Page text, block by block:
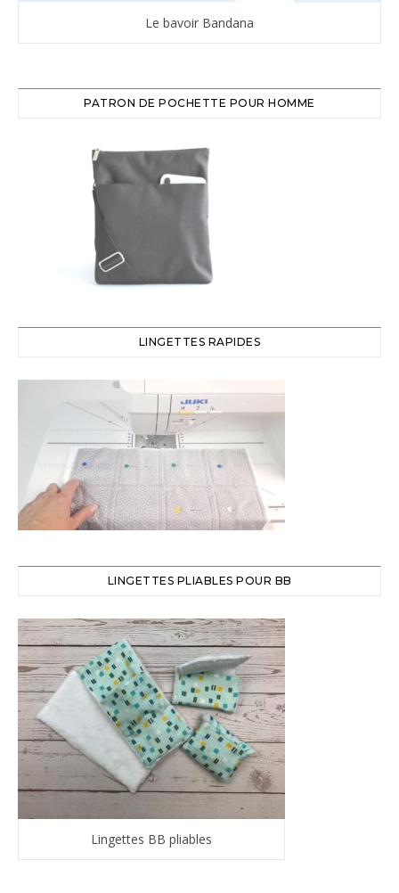
Le bavoir Bandana
PATRON DE POCHETTE POUR HOMME
LINGETTES RAPIDES
LINGETTES PLIABLES POUR BB
Lingettes BB pliables